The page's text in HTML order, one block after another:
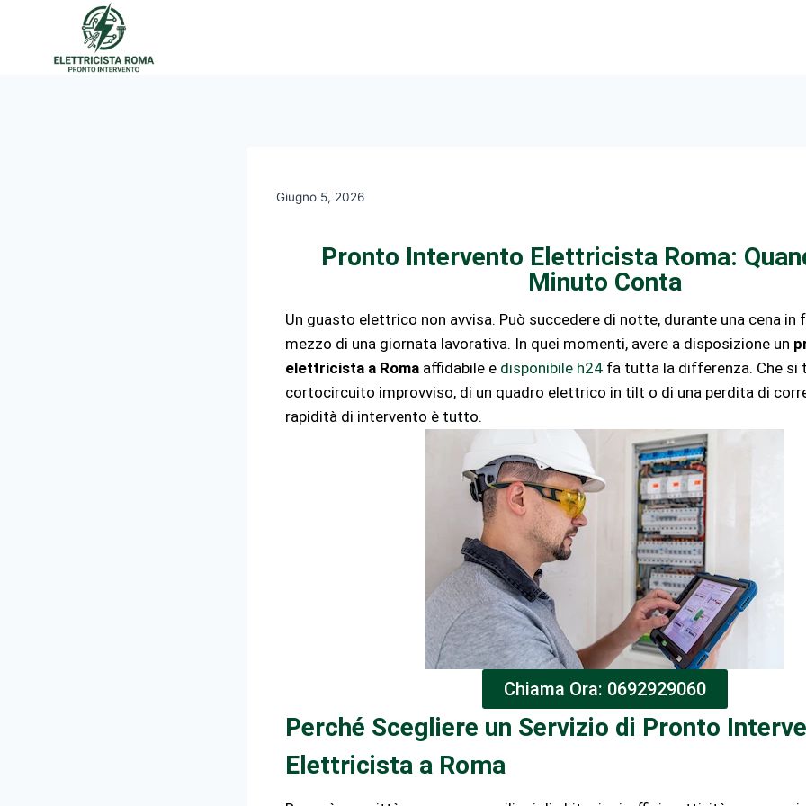
Giugno 5, 2026
Pronto Intervento Elettricista Roma:
Minuto Conta
Un guasto elettrico non avvisa. Può succedere di notte, durante una cena in
mezzo di una giornata lavorativa. In quei momenti, avere a disposizione un
elettricista a Roma affidabile e disponibile h24 fa tutta la differenza. Che si
cortocircuito improvviso, di un quadro elettrico in tilt o di una perdita di
rapidità di intervento è tutto.
Chiama Ora: 0692929060
Perché Scegliere un Servizio di Pronto
Elettricista a Roma